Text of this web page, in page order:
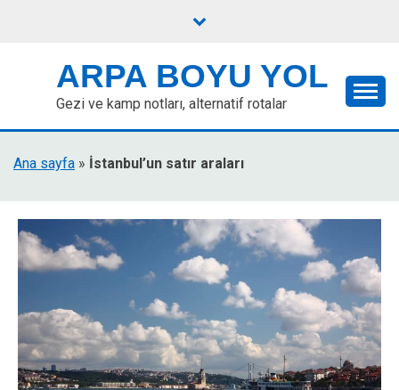
ARPA BOYU YOL
Gezi ve kamp notları, alternatif rotalar
Ana sayfa » İstanbul’un satır araları